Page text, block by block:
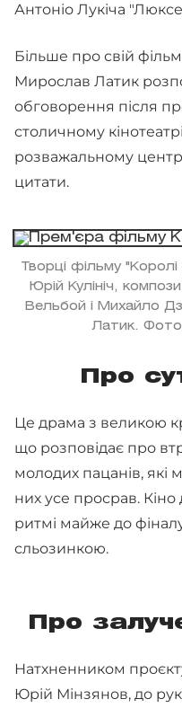
Антоніо Лукіча
Більше про свій
Мирослав Латик
обговорення після
столичному
розважальному
цитати.
Творці фільму
Юрій Кулініч,
Вельбой і Михайло
Латик.
Про
Це драма з великою
що розповідає про
молодих пацанів, які
них усе просрав.
ритмі майже до
сльозинкою.
Про
Натхненником
Юрій Мінзянов, до